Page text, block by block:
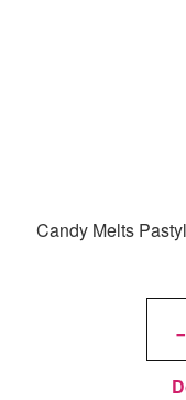
Candy Melts
-